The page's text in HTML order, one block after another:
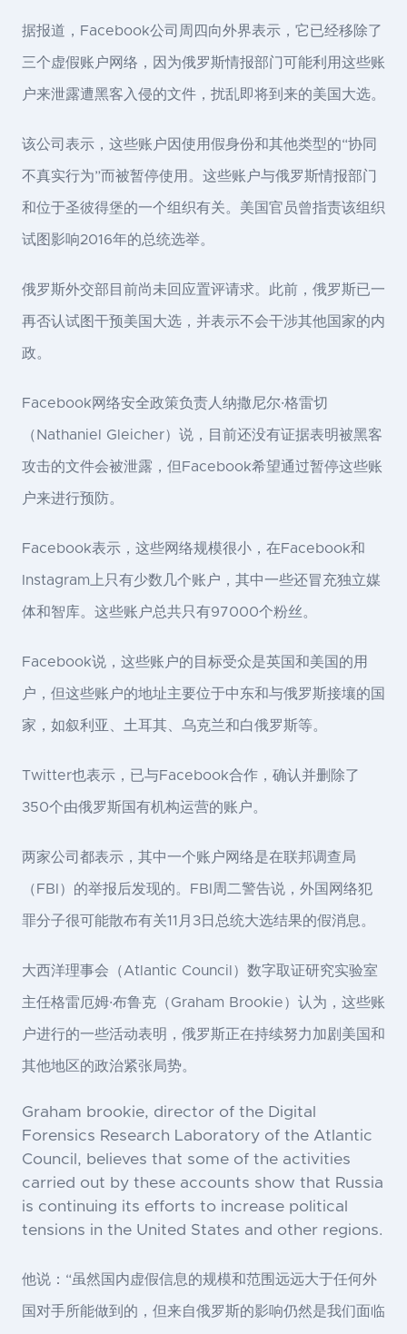
据报道，Facebook公司周四向外界表示，它已经移除了
三个虚假账户网络，因为俄罗斯情报部门可能利用这些账
户来泄露遭黑客入侵的文件，扰乱即将到来的美国大选。
该公司表示，这些账户因使用假身份和其他类型的“协同
不真实行为”而被暂停使用。这些账户与俄罗斯情报部门
和位于圣彼得堡的一个组织有关。美国官员曾指责该组织
试图影响2016年的总统选举。
俄罗斯外交部目前尚未回应置评请求。此前，俄罗斯已一
再否认试图干预美国大选，并表示不会干涉其他国家的内
政。
Facebook网络安全政策负责人纳撒尼尔·格雷切
（Nathaniel Gleicher）说，目前还没有证据表明被黑客
攻击的文件会被泄露，但Facebook希望通过暂停这些账
户来进行预防。
Facebook表示，这些网络规模很小，在Facebook和
Instagram上只有少数几个账户，其中一些还冒充独立媒
体和智库。这些账户总共只有97000个粉丝。
Facebook说，这些账户的目标受众是英国和美国的用
户，但这些账户的地址主要位于中东和与俄罗斯接壤的国
家，如叙利亚、土耳其、乌克兰和白俄罗斯等。
Twitter也表示，已与Facebook合作，确认并删除了
350个由俄罗斯国有机构运营的账户。
两家公司都表示，其中一个账户网络是在联邦调查局
（FBI）的举报后发现的。FBI周二警告说，外国网络犯
罪分子很可能散布有关11月3日总统大选结果的假消息。
大西洋理事会（Atlantic Council）数字取证研究实验室
主任格雷厄姆·布鲁克（Graham Brookie）认为，这些账
户进行的一些活动表明，俄罗斯正在持续努力加剧美国和
其他地区的政治紧张局势。
Graham brookie, director of the Digital
Forensics Research Laboratory of the Atlantic
Council, believes that some of the activities
carried out by these accounts show that Russia
is continuing its efforts to increase political
tensions in the United States and other regions.
他说：“虽然国内虚假信息的规模和范围远远大于任何外
国对手所能做到的，但来自俄罗斯的影响仍然是我们面临